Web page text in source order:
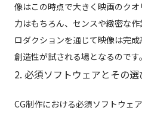
像はこの時点で大きく映画のク
力はもちろん、センスや緻密な
ロダクションを通じて映像は完
創造性が試される場となるのです。
2. 必須ソフトウェアとその選
CG制作における必須ソフトウェ